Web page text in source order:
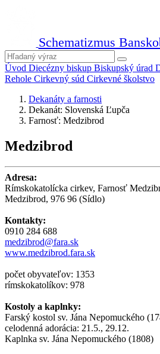
Schematizmus
Úvod Diecézny biskup Biskupský úrad
Rehole Cirkevný súd Cirkevné školstvo
Dekanáty a farnosti
Dekanát: Slovenská Ľupča
Farnosť: Medzibrod
Medzibrod
Adresa:
Rímskokatolícka cirkev, Farnosť
Medzibrod, 976 96 (Sídlo)
Kontakty:
0910 284 688
medzibrod@fara.sk
www.medzibrod.fara.sk
počet obyvateľov: 1353
rímskokatolíkov: 978
Kostoly a kaplnky:
Farský kostol sv. Jána Nepomuckého
celodenná adorácia: 21.5., 29.12.
Kaplnka sv. Jána Nepomuckého (1808)